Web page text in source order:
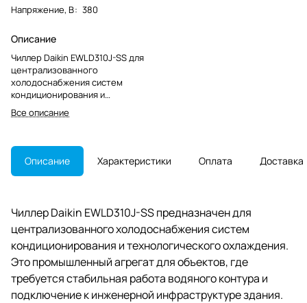
Напряжение, В: 380
Описание
Чиллер Daikin EWLD310J-SS для
централизованного
холодоснабжения систем
кондиционирования и
технологического охлаждения.
Модель снята с производства и
существующей инженерной
схемы.
Все описание
Описание Характеристики Оплата Доставка
Чиллер Daikin EWLD310J-SS предназначен для
централизованного холодоснабжения систем
кондиционирования и технологического охлаждения.
Это промышленный агрегат для объектов, где
требуется стабильная работа водяного контура и
подключение к инженерной инфраструктуре здания.